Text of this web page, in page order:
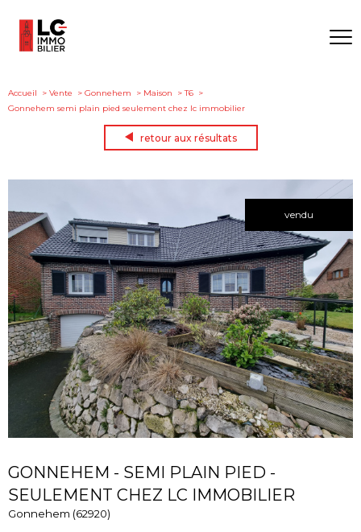
Accueil Vente Gonnehem Maison
T6
Gonnehem semi plain pied seulement chez lc immobilier
retour aux résultats
vendu
GONNEHEM - SEMI PLAIN PIED -
SEULEMENT CHEZ LC IMMOBILIER
Gonnehem (62920)